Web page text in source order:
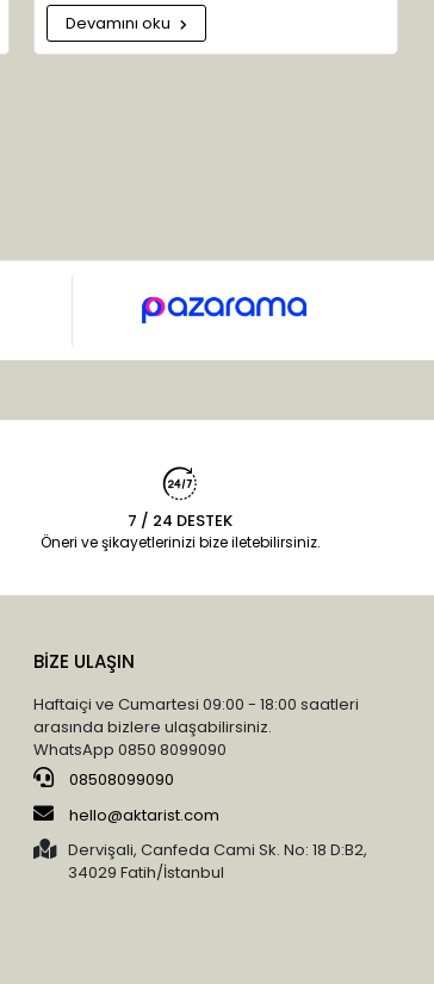
Devamını oku
7 / 24 DESTEK
Öneri ve şikayetlerinizi bize iletebilirsiniz.
BİZE ULAŞIN
Haftaiçi ve Cumartesi 09:00 - 18:00 saatleri
arasında bizlere ulaşabilirsiniz.
WhatsApp 0850 8099090
08508099090
hello@aktarist.com
Dervişali, Canfeda Cami Sk. No: 18 D:B2,
34029 Fatih/İstanbul